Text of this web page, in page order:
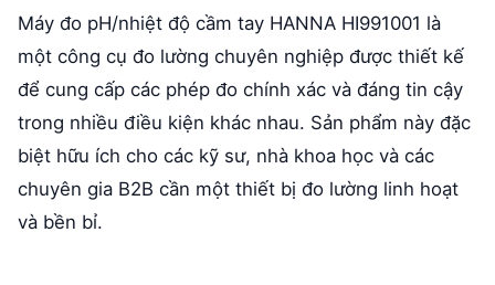
Máy đo pH/nhiệt độ cầm tay HANNA HI991001 là
một công cụ đo lường chuyên nghiệp được thiết kế
để cung cấp các phép đo chính xác và đáng tin cậy
trong nhiều điều kiện khác nhau. Sản phẩm này đặc
biệt hữu ích cho các kỹ sư, nhà khoa học và các
chuyên gia B2B cần một thiết bị đo lường linh hoạt
và bền bỉ.